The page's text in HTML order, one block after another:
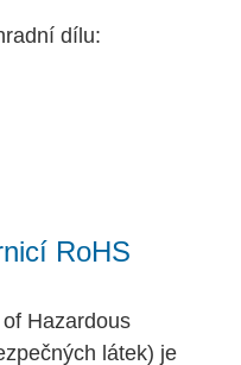
dílu:
RoHS
Hazardous
látek) je